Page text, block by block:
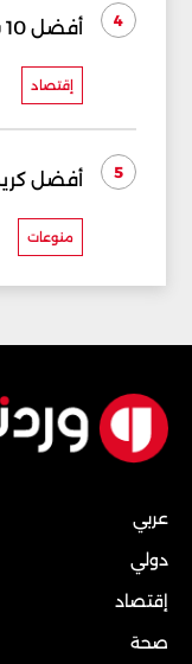
4 أفضل 10 سيارات مناسبة للشباب
إقتصاد
5 أفضل
منوعات
عربي
دولي
إقتصاد
صحة